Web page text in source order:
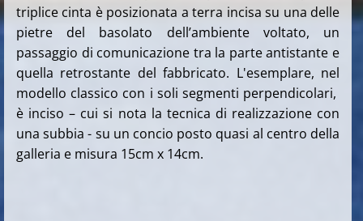
triplice cinta è posizionata a terra incisa su una delle
pietre del basolato dell’ambiente voltato, un
passaggio di comunicazione tra la parte antistante e
quella retrostante del fabbricato. L'esemplare, nel
modello classico con i soli segmenti perpendicolari,
è inciso – cui si nota la tecnica di realizzazione con
una subbia - su un concio posto quasi al centro della
galleria e misura 15cm x 14cm.